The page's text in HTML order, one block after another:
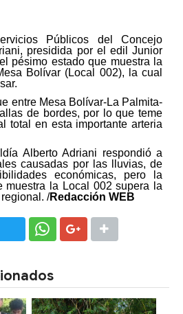
Públicos del Concejo
presidida por el edil Junior
pésimo estado que muestra la
Bolívar (Local 002), la cual
entre Mesa Bolívar-La Palmita-
de bordes, por lo que teme
total en esta importante arteria
Alberto Adriani respondió a
causadas por las lluvias, de
económicas, pero la
muestra la Local 002 supera la
/Redacción WEB